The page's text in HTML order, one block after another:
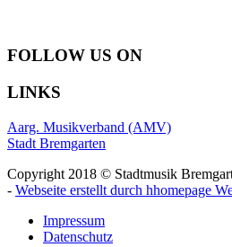
FOLLOW US ON
LINKS
Aarg. Musikverband (AMV)
Stadt Bremgarten
Copyright 2018 © Stadtmusik
- Webseite erstellt durch hhomepage
Impressum
Datenschutz